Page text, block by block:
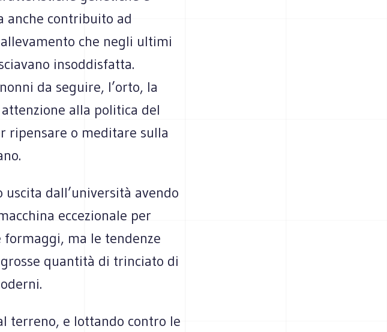
anche contribuito ad
che negli ultimi
insoddisfatta.
da seguire, l’orto, la
alla politica del
ripensare o meditare sulla
dall’università avendo
eccezionale per
ma le tendenze
quantità di trinciato di
terreno, e lottando contro le